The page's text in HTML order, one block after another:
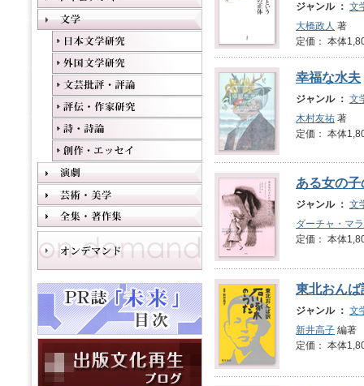
ジャンル ： 文
大橋政人 著
定価： 本体
幸福な水夫
ジャンル ： 文
木村友祐 著
定価： 本体
ある女の
ジャンル ： 文
ダーチャ・マ
定価： 本体
東北おん
ジャンル ： 文
新井高子 編著
定価： 本体